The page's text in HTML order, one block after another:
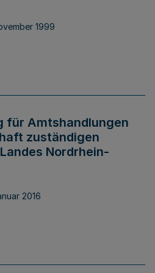
1999
für Amtshandlungen
zuständigen
Nordrhein-
2016